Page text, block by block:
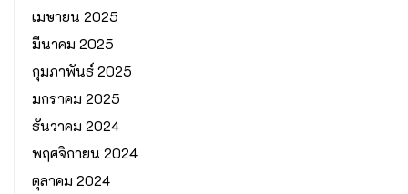
เมษายน 2025
มีนาคม 2025
กุมภาพันธ์ 2025
มกราคม 2025
ธันวาคม 2024
พฤศจิกายน 2024
ตุลาคม 2024